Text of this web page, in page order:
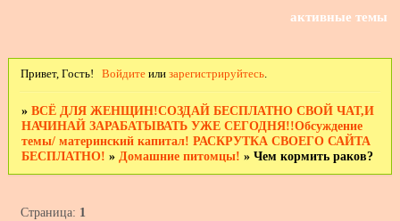
активные темы
Привет, Гость! Войдите илизарегистрируйтесь.
» ВСЁ ДЛЯ ЖЕНЩИН!СОЗДАЙ БЕСПЛАТНО СВОЙ ЧАТ,И
НАЧИНАЙ ЗАРАБАТЫВАТЬ УЖЕ СЕГОДНЯ!!Обсуждение
темы/ материнский капитал! РАСКРУТКА СВОЕГО САЙТА
БЕСПЛАТНО! » Домашние питомцы! » Чем кормить раков?
Страница: 1